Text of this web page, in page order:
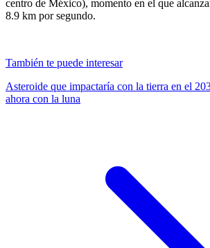
centro de México), momento en el que
8.9 km por segundo.
También te puede interesar
Asteroide que impactaría con la tierra en el
ahora con la luna